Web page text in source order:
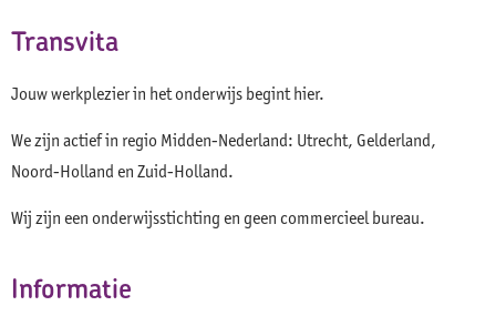
Transvita
Jouw werkplezier in het onderwijs begint hier.
We zijn actief in regio Midden-Nederland: Utrecht, Gelderland,
Noord-Holland en Zuid-Holland.
Wij zijn een onderwijsstichting en geen commercieel bureau.
Informatie